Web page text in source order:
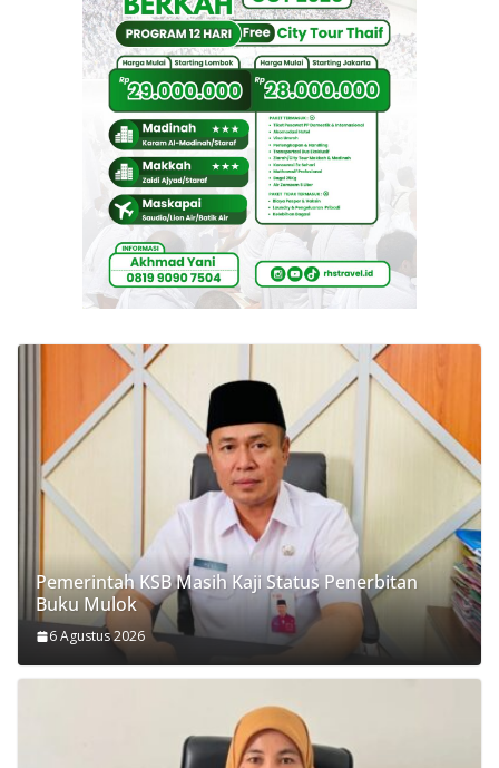
Pemerintah KSB Masih Kaji Status Penerbitan
Buku Mulok
6 Agustus 2026